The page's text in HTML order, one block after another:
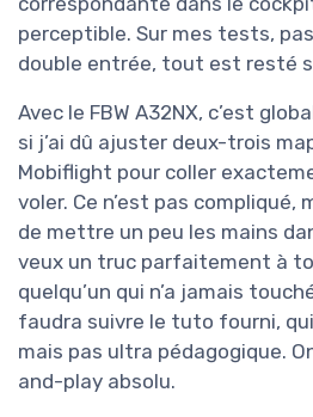
perceptible. Sur mes tests,
double entrée, tout est resté
Avec le FBW A32NX, c’est
si j’ai dû ajuster deux-trois
Mobiflight pour coller
voler. Ce n’est pas
de mettre un peu les mains
veux un truc parfaitement à
quelqu’un qui n’a jamais
faudra suivre le tuto fourni,
mais pas ultra pédagogique.
and-play absolu.